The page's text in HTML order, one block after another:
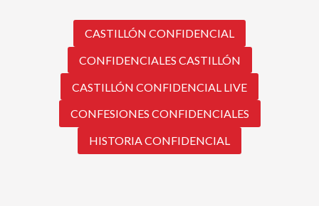
CASTILLÓN CONFIDENCIAL
CONFIDENCIALES CASTILLÓN
CASTILLÓN CONFIDENCIAL LIVE
CONFESIONES CONFIDENCIALES
HISTORIA CONFIDENCIAL